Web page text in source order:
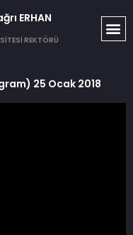
ERHAN​
REKTÖRÜ
25 Ocak 2018